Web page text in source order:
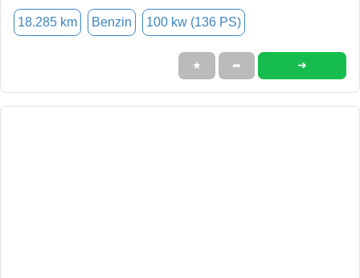
18.285 km Benzin 100 kw (136 PS)
★ ➦ ➜